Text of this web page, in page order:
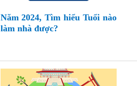
Năm 2024, Tìm hiểu Tuổi nào
làm nhà được?